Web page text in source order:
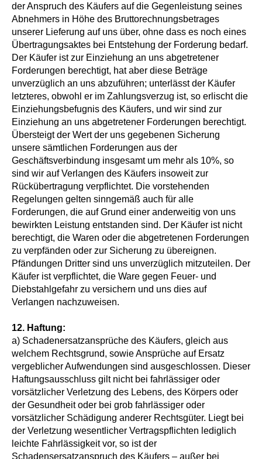
der Anspruch des Käufers auf die Gegenleistung seines
Abnehmers in Höhe des Bruttorechnungsbetrages
unserer Lieferung auf uns über, ohne dass es noch eines
Übertragungsaktes bei Entstehung der Forderung bedarf.
Der Käufer ist zur Einziehung an uns abgetretener
Forderungen berechtigt, hat aber diese Beträge
unverzüglich an uns abzuführen; unterlässt der Käufer
letzteres, obwohl er im Zahlungsverzug ist, so erlischt die
Einziehungsbefugnis des Käufers, und wir sind zur
Einziehung an uns abgetretener Forderungen berechtigt.
Übersteigt der Wert der uns gegebenen Sicherung
unsere sämtlichen Forderungen aus der
Geschäftsverbindung insgesamt um mehr als 10%, so
sind wir auf Verlangen des Käufers insoweit zur
Rückübertragung verpflichtet. Die vorstehenden
Regelungen gelten sinngemäß auch für alle
Forderungen, die auf Grund einer anderweitig von uns
bewirkten Leistung entstanden sind. Der Käufer ist nicht
berechtigt, die Waren oder die abgetretenen Forderungen
zu verpfänden oder zur Sicherung zu übereignen.
Pfändungen Dritter sind uns unverzüglich mitzuteilen. Der
Käufer ist verpflichtet, die Ware gegen Feuer- und
Diebstahlgefahr zu versichern und uns dies auf
Verlangen nachzuweisen.
12. Haftung:
a) Schadenersatzansprüche des Käufers, gleich aus
welchem Rechtsgrund, sowie Ansprüche auf Ersatz
vergeblicher Aufwendungen sind ausgeschlossen. Dieser
Haftungsausschluss gilt nicht bei fahrlässiger oder
vorsätzlicher Verletzung des Lebens, des Körpers oder
der Gesundheit oder bei grob fahrlässiger oder
vorsätzlicher Schädigung anderer Rechtsgüter. Liegt bei
der Verletzung wesentlicher Vertragspflichten lediglich
leichte Fahrlässigkeit vor, so ist der
Schadensersatzanspruch des Käufers – außer bei